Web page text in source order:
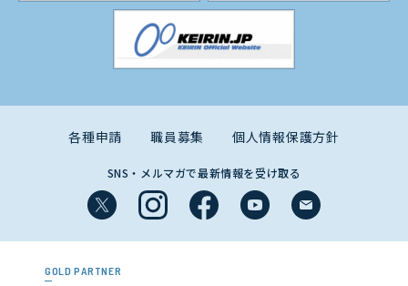
各種申請 職員募集 個人情報保護方針
SNS・メルマガで最新情報を受け取る
GOLD PARTNER